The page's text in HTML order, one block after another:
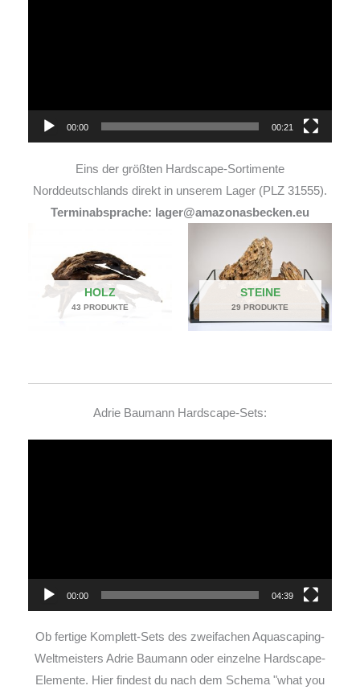
00:00 00:21
Eins der größten Hardscape-Sortimente
Norddeutschlands direkt in unserem Lager (PLZ 31555).
Terminabsprache: lager@amazonasbecken.eu
HOLZ
43 PRODUKTE
STEINE
29 PRODUKTE
Adrie Baumann Hardscape-Sets:
00:00 04:39
Ob fertige Komplett-Sets des zweifachen Aquascaping-
Weltmeisters Adrie Baumann oder einzelne Hardscape-
Elemente. Hier findest du nach dem Schema "what you